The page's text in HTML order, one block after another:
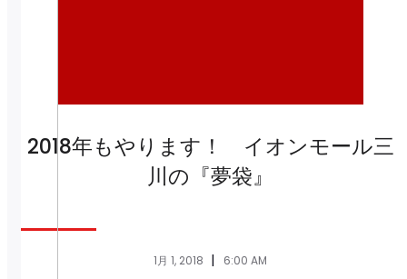
2018年もやります！ イオンモール三
川の『夢袋』
1月 1, 2018 | 6:00 AM